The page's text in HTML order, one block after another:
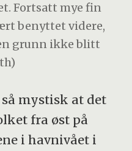
Fortsatt mye fin
benyttet videre,
grunn ikke blitt
mystisk at det
fra øst på
i havnivået i